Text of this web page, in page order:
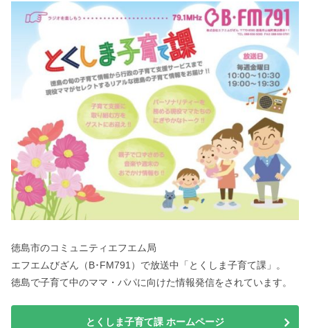
徳島市のコミュニティエフエム局
エフエムびざん（B･FM791）で放送中「とくしま子育て課」。
徳島で子育て中のママ・パパに向けた情報発信をされています。
とくしま子育て課 ホームページ